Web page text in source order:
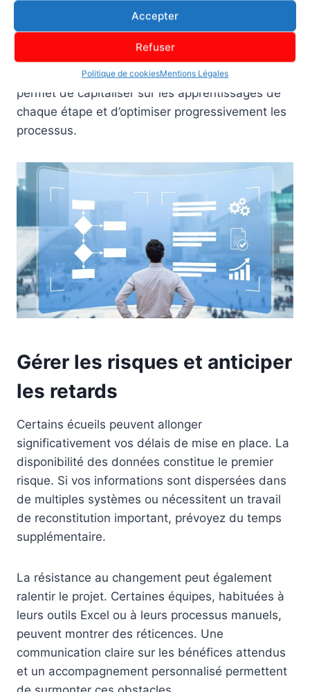
Accepter
Refuser
Politique de cookiesMentions Légales
Ces organisations optent souvent pour une
approche modulaire : déploiement par région, par
métier ou par type d’indicateurs. Cette méthode
permet de capitaliser sur les apprentissages de
chaque étape et d’optimiser progressivement les
processus.
Gérer les risques et anticiper
les retards
Certains écueils peuvent allonger
significativement vos délais de mise en place. La
disponibilité des données constitue le premier
risque. Si vos informations sont dispersées dans
de multiples systèmes ou nécessitent un travail
de reconstitution important, prévoyez du temps
supplémentaire.
La résistance au changement peut également
ralentir le projet. Certaines équipes, habituées à
leurs outils Excel ou à leurs processus manuels,
peuvent montrer des réticences. Une
communication claire sur les bénéfices attendus
et un accompagnement personnalisé permettent